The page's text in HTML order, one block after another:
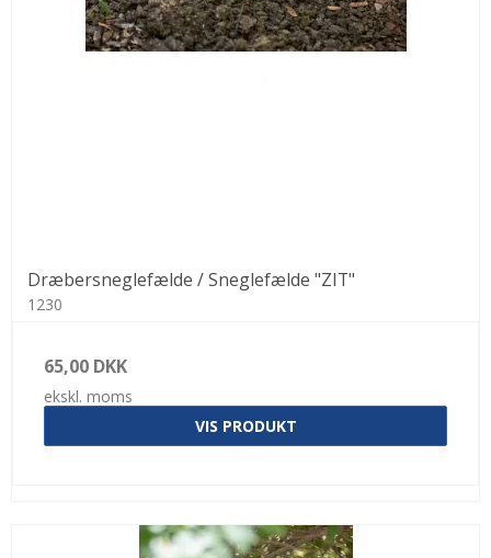
Dræbersneglefælde / Sneglefælde "ZIT"
1230
65,00 DKK
ekskl. moms
VIS PRODUKT